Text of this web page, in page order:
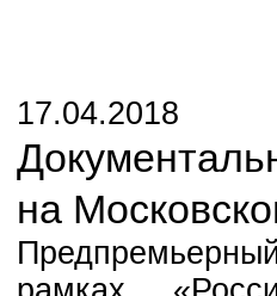
17.04.2018
на